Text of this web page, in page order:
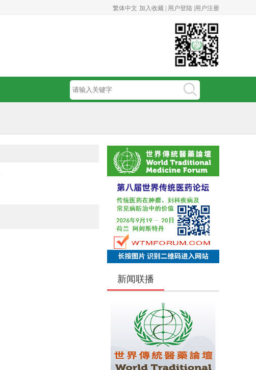
繁体中文 加入收藏 | 用户登陆 | 用户注册
新闻联播